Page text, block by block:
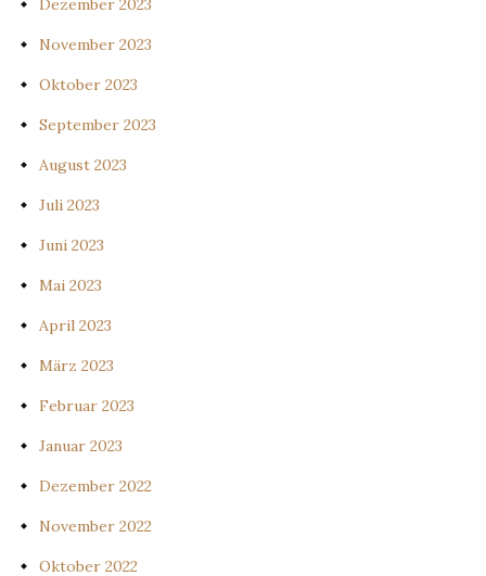
Dezember 2023
November 2023
Oktober 2023
September 2023
August 2023
Juli 2023
Juni 2023
Mai 2023
April 2023
März 2023
Februar 2023
Januar 2023
Dezember 2022
November 2022
Oktober 2022